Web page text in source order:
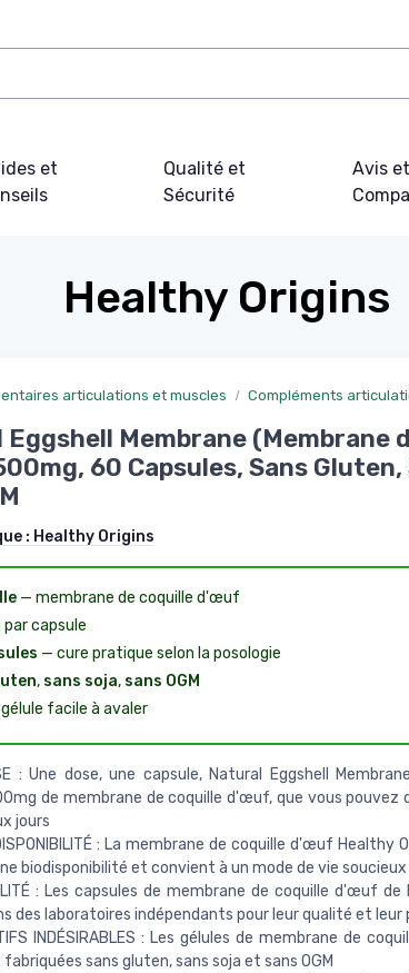
et
Qualité et
Sécurité
Avis et
Healthy Origins
articulations et muscles Compléments
Eggshell Membrane (Membrane
60 Capsules, Sans Gluten,
: Healthy Origins
— membrane de coquille d'œuf
par capsule
— cure pratique selon la posologie
, sans soja, sans OGM
facile à avaler
: Une dose, une capsule, Natural Eggshell
de membrane de coquille d'œuf, que vous pouvez
jours
: La membrane de coquille d'œuf Healthy
biodisponibilité et convient à un mode de vie
: Les capsules de membrane de coquille d'œuf
des laboratoires indépendants pour leur qualité et leur
INDÉSIRABLES : Les gélules de membrane de
sans gluten, sans soja et sans OGM